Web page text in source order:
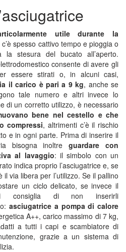
utile durante la
spesso cattivo tempo e pioggia o
la stesura del bucato all’aperto.
consente di avere gli
essere stirati o, in alcuni casi,
il carico è pari a 9 kg, anche se
tale numero e altri invece lo
di un corretto utilizzo, è necessario
bene nel cestello e che
compressi, altrimenti c’è il rischio
e in ogni parte. Prima di inserire il
bisogna inoltreguardare con
al lavaggio: il simbolo con un
indica proprio l’asciugatrice e, se
il via libera per l’utilizzo. Se il pallino
un ciclo delicato, se invece il
consiglia di non inserirli
asciugatrice a pompa di calore
A++, carico massimo di 7 kg,
a tutti i capi e scambiatore di
grazie a un sistema di